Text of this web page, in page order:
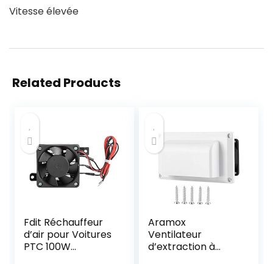
Vitesse élevée
Related Products
Fdit Réchauffeur
d’air pour Voitures
PTC 100W
Aramox
Ventilateur
d’extraction à